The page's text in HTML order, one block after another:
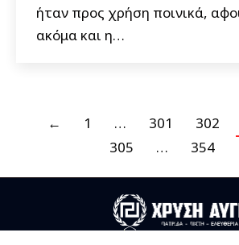
ήταν προς χρήση ποινικά,
ακόμα και η…
← 1 … 301 302
305
… 354